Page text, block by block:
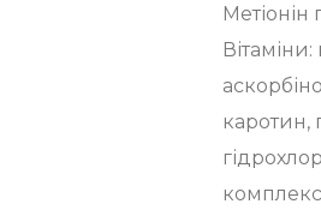
Метіонін
каротин,